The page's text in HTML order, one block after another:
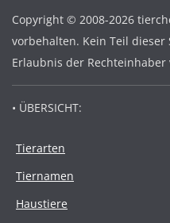
Copyright © 2008-2026
vorbehalten. Kein Teil
Erlaubnis der
• ÜBERSICHT:
Tierarten
Tiernamen
Haustiere